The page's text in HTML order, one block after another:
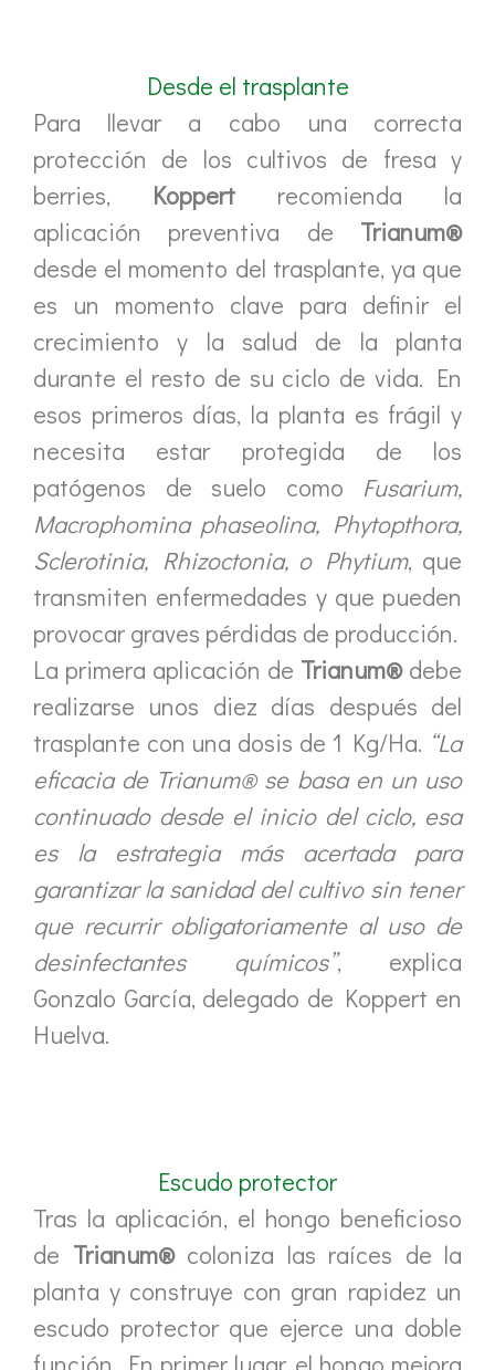
Desde el trasplante
Para llevar a cabo una correcta
protección de los cultivos de fresa y
berries, Koppert recomienda la
aplicación preventiva de Trianum®
desde el momento del trasplante, ya que
es un momento clave para definir el
crecimiento y la salud de la planta
durante el resto de su ciclo de vida. En
esos primeros días, la planta es frágil y
necesita estar protegida de los
patógenos de suelo como Fusarium,
Macrophomina phaseolina, Phytopthora,
Sclerotinia, Rhizoctonia, o Phytium, que
transmiten enfermedades y que pueden
provocar graves pérdidas de producción.
La primera aplicación de Trianum®debe
realizarse unos diez días después del
trasplante con una dosis de 1 Kg/Ha. “La
eficacia de Trianum® se basa en un uso
continuado desde el inicio del ciclo, esa
es la estrategia más acertada para
garantizar la sanidad del cultivo sin tener
que recurrir obligatoriamente al uso de
desinfectantes químicos”, explica
Gonzalo García, delegado de Koppert en
Huelva.
Escudo protector
Tras la aplicación, el hongo beneficioso
de Trianum®coloniza las raíces de la
planta y construye con gran rapidez un
escudo protector que ejerce una doble